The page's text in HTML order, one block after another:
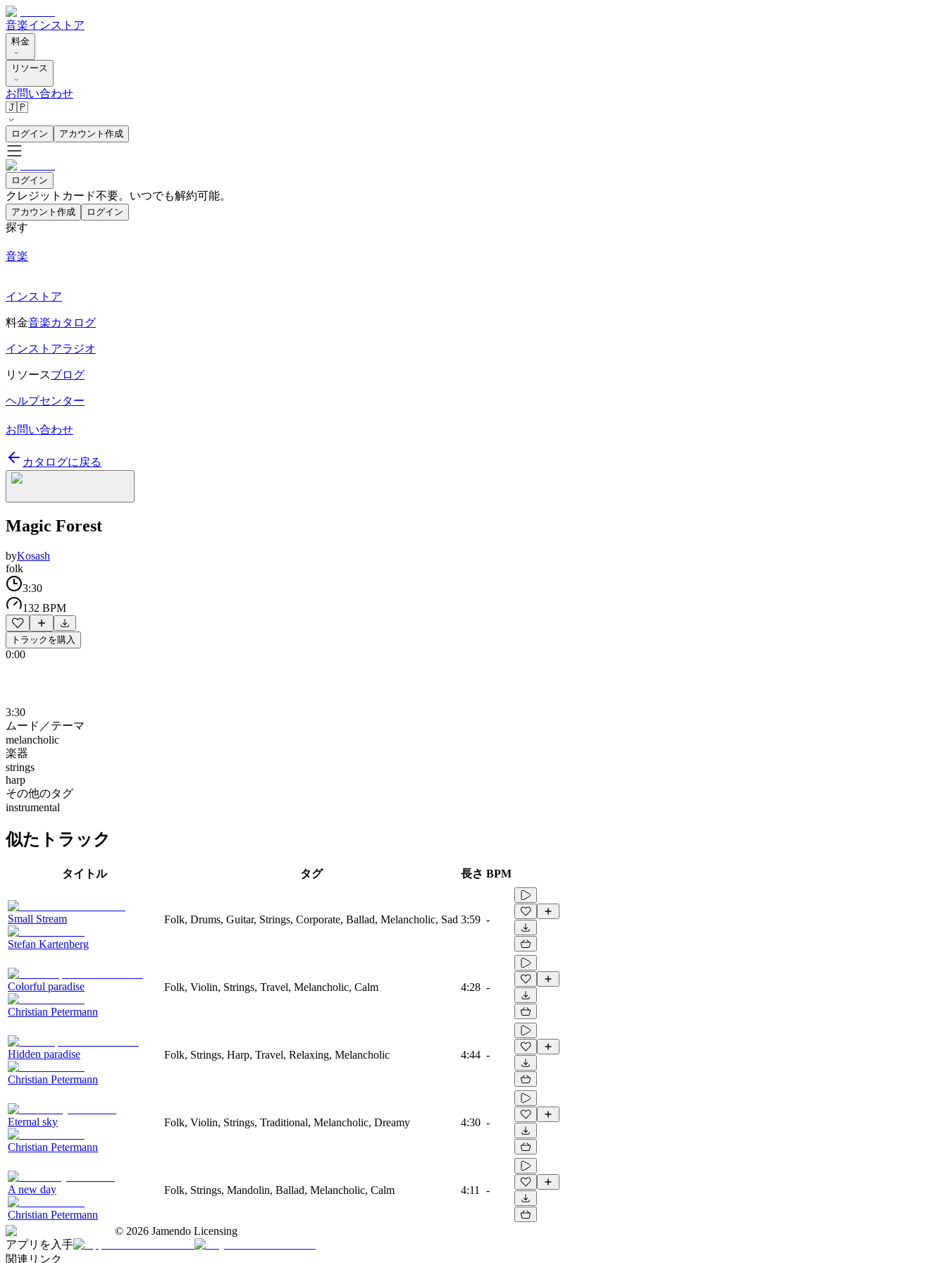
音楽インストア
料金
リソース
お問い合わせ
🇯🇵
ログイン アカウント作成
ログイン
クレジットカード不要。いつでも解約可能。
アカウント作成 ログイン
探す
音楽
インストア
料金音楽カタログ
インストアラジオ
リソースブログ
ヘルプセンター
お問い合わせ
カタログに戻る
Magic Forest
byKosash
folk
3:30
132 BPM
トラックを購入
0:00
3:30
ムード／テーマ
melancholic
楽器
strings
harp
その他のタグ
instrumental
似たトラック
タイトル タグ 長さ BPM
Small Stream
Stefan Kartenberg
Folk, Drums, Guitar, Strings, Corporate, Ballad, Melancholic, Sad 3:59 -
Colorful paradise
Christian Petermann
Folk, Violin, Strings, Travel, Melancholic, Calm 4:28 -
Hidden paradise
Christian Petermann
Folk, Strings, Harp, Travel, Relaxing, Melancholic 4:44 -
Eternal sky
Christian Petermann
Folk, Violin, Strings, Traditional, Melancholic, Dreamy 4:30 -
A new day
Christian Petermann
Folk, Strings, Mandolin, Ballad, Melancholic, Calm 4:11 -
© 2026 Jamendo Licensing
アプリを入手
関連リンク